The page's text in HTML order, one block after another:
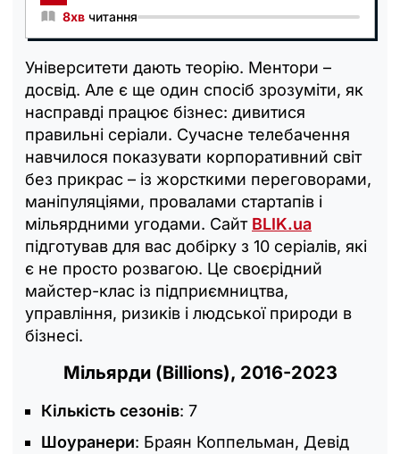
8хв читання
Університети дають теорію. Ментори –
досвід. Але є ще один спосіб зрозуміти, як
насправді працює бізнес: дивитися
правильні серіали. Сучасне телебачення
навчилося показувати корпоративний світ
без прикрас – із жорсткими переговорами,
маніпуляціями, провалами стартапів і
мільярдними угодами. Сайт BLIK.ua
підготував для вас добірку з 10 серіалів, які
є не просто розвагою. Це своєрідний
майстер-клас із підприємництва,
управління, ризиків і людської природи в
бізнесі.
Мільярди (Billions), 2016-2023
Кількість сезонів: 7
Шоуранери: Браян Коппельман, Девід